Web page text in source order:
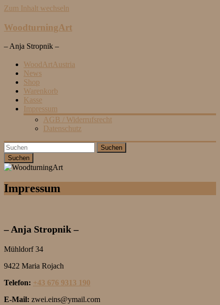
Zum Inhalt wechseln
WoodturningArt
– Anja Stropnik –
WoodArtAustria
News
Shop
Warenkorb
Kasse
Impressum
AGB / Widerrufsrecht
Datenschutz
Suchen
Impressum
– Anja Stropnik –
Mühldorf 34
9422 Maria Rojach
Telefon: +43 676 9313 190
E-Mail: zwei.eins@ymail.com